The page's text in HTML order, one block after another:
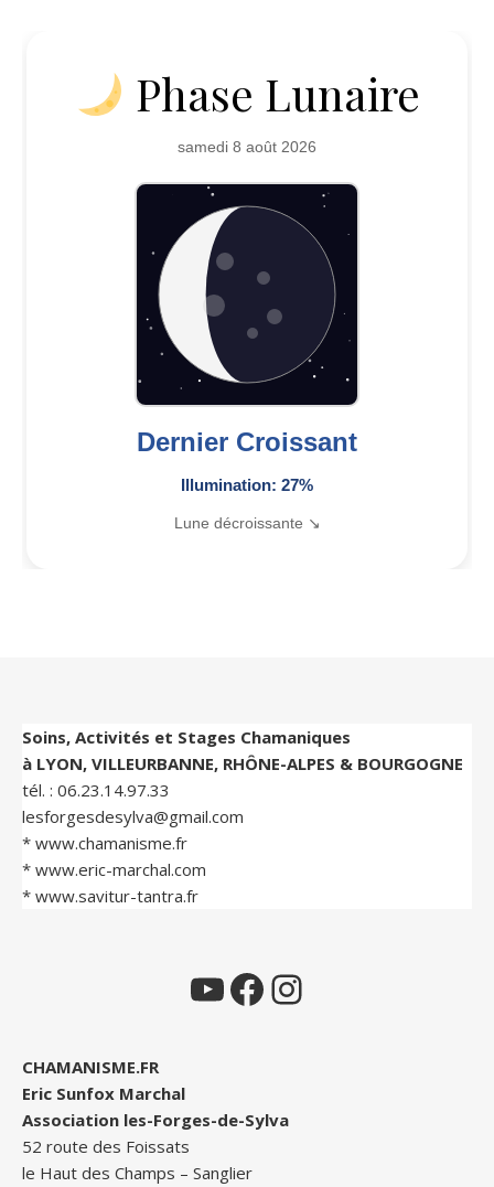
Phase Lunaire
samedi 8 août 2026
Dernier Croissant
Illumination: 27%
Lune décroissante ↘
Soins, Activités et Stages Chamaniques
à LYON, VILLEURBANNE, RHÔNE-ALPES & BOURGOGNE
tél. : 06.23.14.97.33
lesforgesdesylva@gmail.com
* www.chamanisme.fr
* www.eric-marchal.com
* www.savitur-tantra.fr
YouTubeFacebookInstagram
CHAMANISME.FR
Eric Sunfox Marchal
Association les-Forges-de-Sylva
52 route des Foissats
le Haut des Champs – Sanglier